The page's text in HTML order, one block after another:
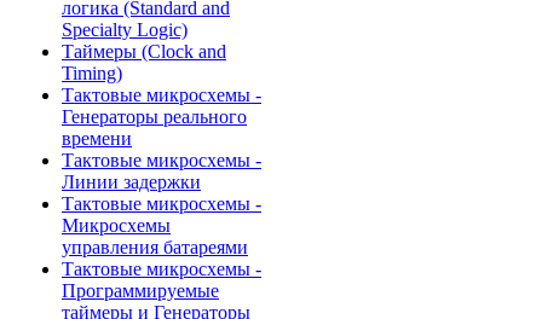
логика (Standard and
Specialty Logic)
Таймеры (Clock and
Timing)
Тактовые микросхемы -
Генераторы реального
времени
Тактовые микросхемы -
Линии задержки
Тактовые микросхемы -
Микросхемы
управления батареями
Тактовые микросхемы -
Программируемые
таймеры и Генераторы